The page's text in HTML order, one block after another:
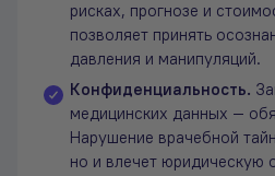
рисках, прогнозе и
позволяет принять
давления и манипуляций.
Конфиденциальность.
медицинских данных —
Нарушение врачебной
но и влечет юридическую